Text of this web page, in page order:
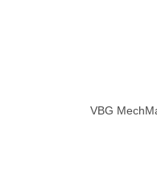
VBG